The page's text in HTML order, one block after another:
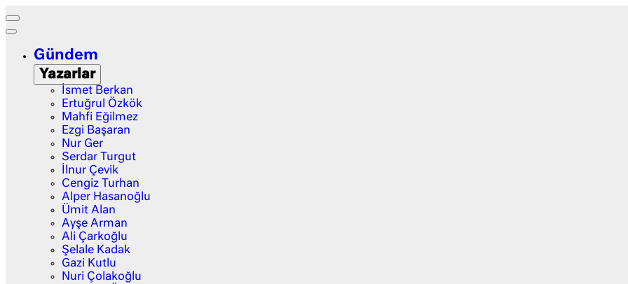
Gündem
Yazarlar
İsmet Berkan
Ertuğrul Özkök
Mahfi Eğilmez
Ezgi Başaran
Nur Ger
Serdar Turgut
İlnur Çevik
Cengiz Turhan
Alper Hasanoğlu
Ümit Alan
Ayşe Arman
Ali Çarkoğlu
Şelale Kadak
Gazi Kutlu
Nuri Çolakoğlu